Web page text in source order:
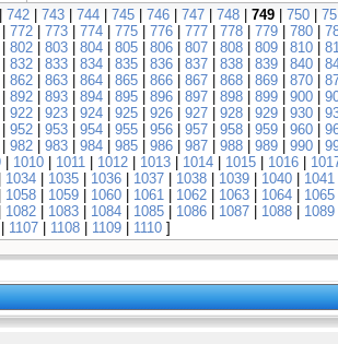
| 742 | 743 | 744 | 745 | 746 | 747 | 748 | 749 | 750 |
| 772 | 773 | 774 | 775 | 776 | 777 | 778 | 779 | 780 |
| 802 | 803 | 804 | 805 | 806 | 807 | 808 | 809 | 810 |
| 832 | 833 | 834 | 835 | 836 | 837 | 838 | 839 | 840 |
| 862 | 863 | 864 | 865 | 866 | 867 | 868 | 869 | 870 |
| 892 | 893 | 894 | 895 | 896 | 897 | 898 | 899 | 900 |
| 922 | 923 | 924 | 925 | 926 | 927 | 928 | 929 | 930 |
| 952 | 953 | 954 | 955 | 956 | 957 | 958 | 959 | 960 |
| 982 | 983 | 984 | 985 | 986 | 987 | 988 | 989 | 990 |
| 1010 | 1011 | 1012 | 1013 | 1014 | 1015 | 1016 |
| 1034 | 1035 | 1036 | 1037 | 1038 | 1039 | 1040 | 1041
| 1058 | 1059 | 1060 | 1061 | 1062 | 1063 | 1064 | 1065
| 1082 | 1083 | 1084 | 1085 | 1086 | 1087 | 1088 | 1089
| 1107 | 1108 | 1109 | 1110 ]